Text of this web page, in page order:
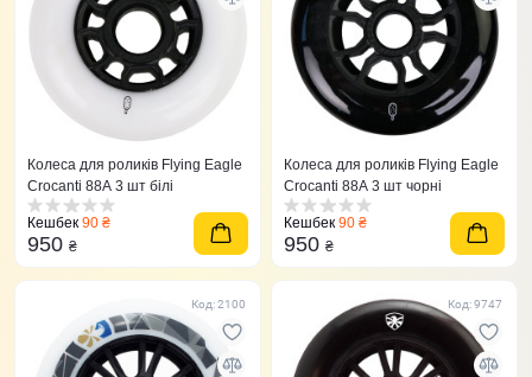
Колеса для роликів Flying Eagle
Crocanti 88А 3 шт білі
Кешбек 90 ₴
950 ₴
Колеса для роликів Flying Eagle
Crocanti 88А 3 шт чорні
Кешбек 90 ₴
950 ₴
Код: 2100 Код: 9747